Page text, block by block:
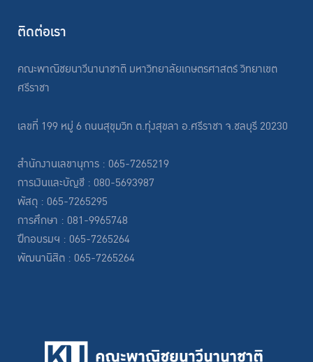
ติดต่อเรา
คณะพาณิชยนาวีนานาชาติ มหาวิทยาลัยเกษตรศาสตร์ วิทยาเขต
ศรีราชา
เลขที่ 199 หมู่ 6 ถนนสุขุมวิท ต.ทุ่งสุขลา อ.ศรีราชา จ.ชลบุรี 20230
สำนักงานเลขานุการ : 065-7265219
การเงินและบัญชี : 080-5693987
พัสดุ : 065-7265295
การศึกษา : 081-9965748
ฝึกอบรมฯ : 065-7265264
พัฒนานิสิต : 065-7265264